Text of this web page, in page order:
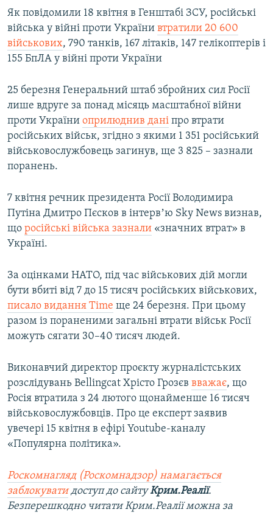
Як повідомили 18 квітня в Генштабі ЗСУ, російські
війська у війні проти України втратили 20 600
військових, 790 танків, 167 літаків, 147 гелікоптерів і
155 БпЛА у війні проти України
25 березня Генеральний штаб збройних сил Росії
лише вдруге за понад місяць масштабної війни
проти України оприлюднив дані про втрати
російських військ, згідно з якими 1 351 російський
військовослужбовець загинув, ще 3 825 – зазнали
поранень​.
7 квітня речник президента Росії Володимира
Путіна Дмитро Пєсков в інтервʼю Sky News визнав,
що російські війська зазнали «значних втрат» в
Україні.
За оцінками НАТО, під час військових дій могли
бути вбиті від 7 до 15 тисяч російських військових,
писало видання Time ще 24 березня. При цьому
разом із пораненими загальні втрати військ Росії
можуть сягати 30–40 тисяч людей.
Виконавчий директор проєкту журналістських
розслідувань Bellingcat Хрісто Грозєв вважає, що
Росія втратила з 24 лютого щонайменше 16 тисяч
військовослужбовців. Про це експерт заявив
увечері 15 квітня в ефірі Youtube-каналу
«Популярна політика».
Роскомнагляд (Роскомнадзор) намагається
заблокуватидоступ до сайтуКрим.Реалії.
Безперешкодно читати Крим.Реалії можна за